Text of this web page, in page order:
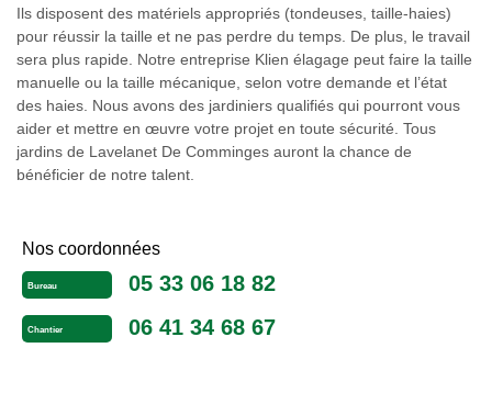
Ils disposent des matériels appropriés (tondeuses, taille-haies)
pour réussir la taille et ne pas perdre du temps. De plus, le travail
sera plus rapide. Notre entreprise Klien élagage peut faire la taille
manuelle ou la taille mécanique, selon votre demande et l’état
des haies. Nous avons des jardiniers qualifiés qui pourront vous
aider et mettre en œuvre votre projet en toute sécurité. Tous
jardins de Lavelanet De Comminges auront la chance de
bénéficier de notre talent.
Nos coordonnées
Bureau 05 33 06 18 82
Chantier 06 41 34 68 67